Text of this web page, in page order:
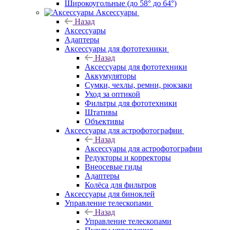
Широкоугольные (до 58° до 64°)
Аксессуары
Назад
Аксессуары
Адаптеры
Аксессуары для фототехники
Назад
Аксессуары для фототехники
Аккумуляторы
Сумки, чехлы, ремни, рюкзаки
Уход за оптикой
Фильтры для фототехники
Штативы
Объективы
Аксессуары для астрофотографии
Назад
Аксессуары для астрофотографии
Редукторы и корректоры
Внеосевые гиды
Адаптеры
Колёса для фильтров
Аксессуары для биноклей
Управление телескопами
Назад
Управление телескопами